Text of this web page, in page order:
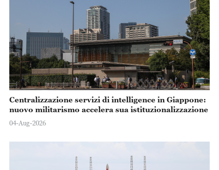
Centralizzazione servizi di intelligence in Giappone:
nuovo militarismo accelera sua istituzionalizzazione
04-Aug-2026